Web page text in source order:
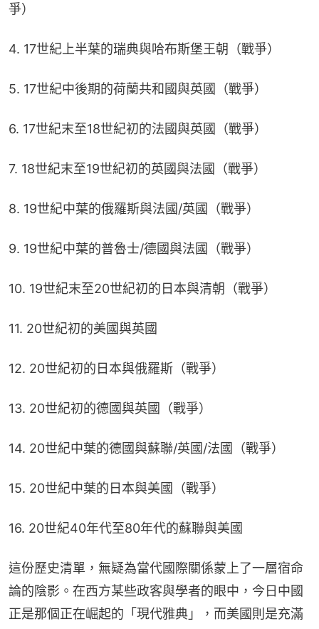
爭）
4. 17世紀上半葉的瑞典與哈布斯堡王朝（戰爭）
5. 17世紀中後期的荷蘭共和國與英國（戰爭）
6. 17世紀末至18世紀初的法國與英國（戰爭）
7. 18世紀末至19世紀初的英國與法國（戰爭）
8. 19世紀中葉的俄羅斯與法國/英國（戰爭）
9. 19世紀中葉的普魯士/德國與法國（戰爭）
10. 19世紀末至20世紀初的日本與清朝（戰爭）
11. 20世紀初的美國與英國
12. 20世紀初的日本與俄羅斯（戰爭）
13. 20世紀初的德國與英國（戰爭）
14. 20世紀中葉的德國與蘇聯/英國/法國（戰爭）
15. 20世紀中葉的日本與美國（戰爭）
16. 20世紀40年代至80年代的蘇聯與美國
這份歷史清單，無疑為當代國際關係蒙上了一層宿命
論的陰影。在西方某些政客與學者的眼中，今日中國
正是那個正在崛起的「現代雅典」，而美國則是充滿